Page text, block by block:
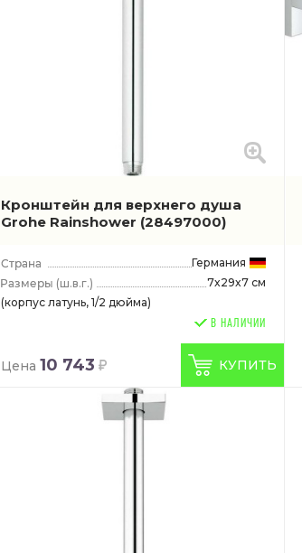
Кронштейн для верхнего душа
Grohe Rainshower (28497000)
Германия
(ш.в.г.)
7x29x7 см
(корпус латунь, 1/2 дюйма)
В НАЛИЧИИ
Цена 10 743 КУПИТЬ